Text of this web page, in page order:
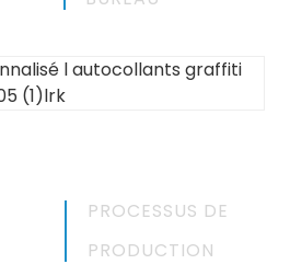
PROCESSUS DE
PRODUCTION